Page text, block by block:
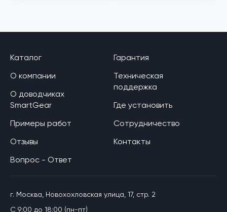
Каталог
О компании
О доводчиках
SmartGear
Примеры работ
Отзывы
Вопрос - Ответ
Гарантия
Техническая
поддержка
Где установить
Сотрудничество
Контакты
г. Москва, Новохохловская улица, 17, стр. 2
C 9:00 до 18:00 (пн-пт)